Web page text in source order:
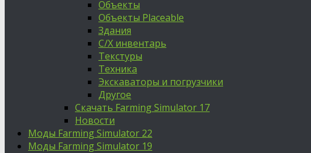
Объекты
Объекты Placeable
Здания
С/Х инвентарь
Текстуры
Техника
Экскаваторы и погрузчики
Другое
Скачать Farming Simulator 17
Новости
Моды Farming Simulator 22
Моды Farming Simulator 19